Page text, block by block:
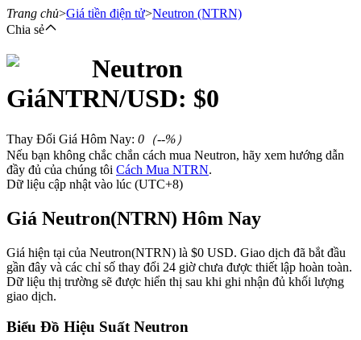
Hợp đồng tương lai
Futures sử dụng USDT làm tài sản thế chấp
Trang chủ>Giá tiền điện tử>Neutron (NTRN)
Chia sẻ
Neutron
GiáNTRN/USD: $0
Thay Đổi Giá Hôm Nay: 0 （--%）
Nếu bạn không chắc chắn cách mua Neutron, hãy xem hướng dẫn
đầy đủ của chúng tôi Cách Mua NTRN.
Dữ liệu cập nhật vào lúc (UTC+8)
Giá Neutron(NTRN) Hôm Nay
Giá hiện tại của Neutron(NTRN) là $0 USD. Giao dịch đã bắt đầu
gần đây và các chỉ số thay đổi 24 giờ chưa được thiết lập hoàn toàn.
Dữ liệu thị trường sẽ được hiển thị sau khi ghi nhận đủ khối lượng
giao dịch.
Biểu Đồ Hiệu Suất Neutron